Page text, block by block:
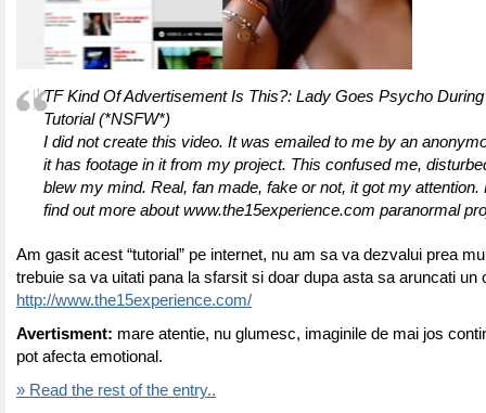
TF Kind Of Advertisement Is This?: Lady Goes Psycho
Tutorial (*NSFW*)
I did not create this video. It was emailed to me by an
it has footage in it from my project. This confused me,
blew my mind. Real, fan made, fake or not, it got my attention.
find out more about www.the15experience.com paranormal
Am gasit acest “tutorial” pe internet, nu am sa va dezvalui prea
trebuie sa va uitati pana la sfarsit si doar dupa asta sa aruncati un
http://www.the15experience.com/
Avertisment: mare atentie, nu glumesc, imaginile de mai jos
pot afecta emotional.
» Read the rest of the entry..